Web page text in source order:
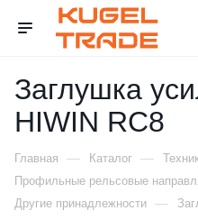
Заглушка
HIWIN RC8
Главная — Каталог —
Профильные рельсовые
Другие принадлежности —